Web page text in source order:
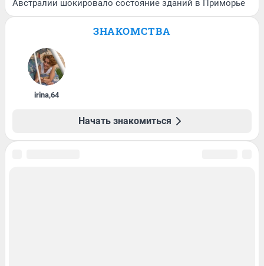
Австралии шокировало состояние зданий в Приморье
ЗНАКОМСТВА
irina,64
Начать знакомиться